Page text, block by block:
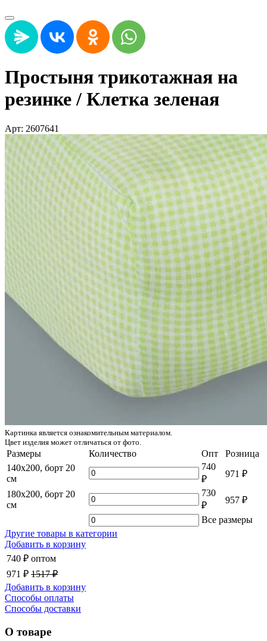
Простыня трикотажная на
резинке / Клетка зеленая
Арт: 2607641
Картинка является ознакомительным материалом.
Цвет изделия может отличаться от фото.
Размеры Количество Опт
Розница
140x200, борт 20
см
740
₽
971 ₽
180x200, борт 20
см
730
₽
957 ₽
Все размеры
Другие товары в категории
Добавить в корзину
740 ₽ оптом
971 ₽ 1517 ₽
Добавить в корзину
Способы оплаты
Способы доставки
О товаре